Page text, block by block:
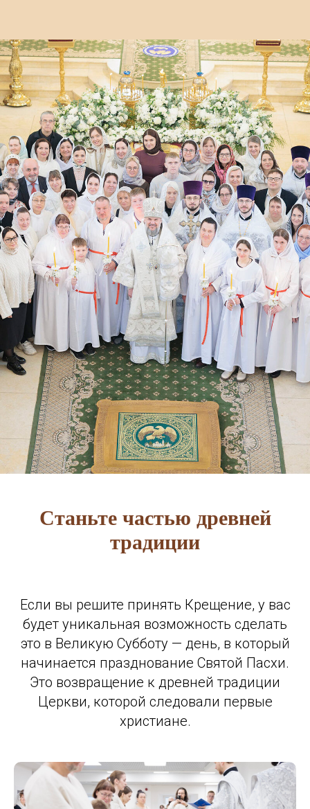
Станьте частью древней
традиции
Если вы решите принять Крещение, у вас
будет уникальная возможность сделать
это в Великую Субботу — день, в который
начинается празднование Святой Пасхи.
Это возвращение к древней традиции
Церкви, которой следовали первые
христиане.